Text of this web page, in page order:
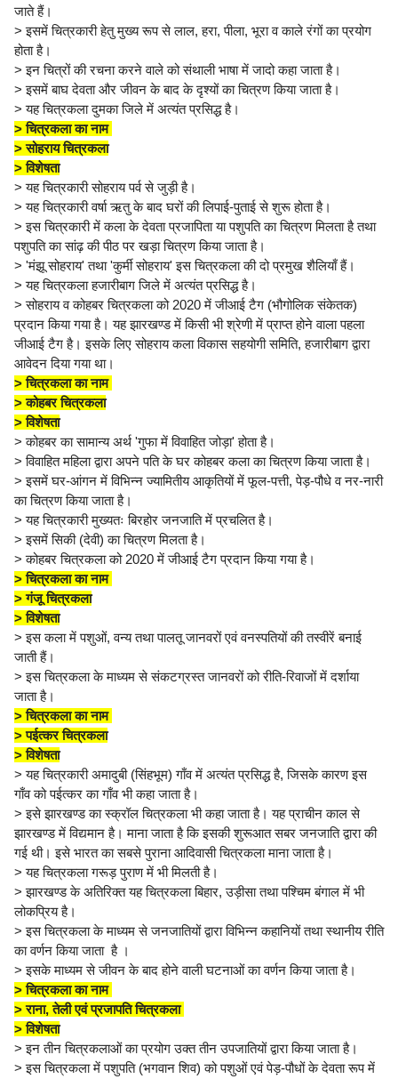
जाते हैं।
> इसमें चित्रकारी हेतु मुख्य रूप से लाल, हरा, पीला, भूरा व काले रंगों का प्रयोग
होता है।
> इन चित्रों की रचना करने वाले को संथाली भाषा में जादो कहा जाता है।
> इसमें बाघ देवता और जीवन के बाद के दृश्यों का चित्रण किया जाता है।
> यह चित्रकला दुमका जिले में अत्यंत प्रसिद्ध है।
> चित्रकला का नाम
> सोहराय चित्रकला
> विशेषता
> यह चित्रकारी सोहराय पर्व से जुड़ी है।
> यह चित्रकारी वर्षा ऋतु के बाद घरों की लिपाई-पुताई से शुरू होता है।
> इस चित्रकारी में कला के देवता प्रजापिता या पशुपति का चित्रण मिलता है तथा
पशुपति का सांढ़ की पीठ पर खड़ा चित्रण किया जाता है।
> 'मंझू सोहराय' तथा 'कुर्मी सोहराय' इस चित्रकला की दो प्रमुख शैलियाँ हैं।
> यह चित्रकला हजारीबाग जिले में अत्यंत प्रसिद्ध है।
> सोहराय व कोहबर चित्रकला को 2020 में जीआई टैग (भौगोलिक संकेतक)
प्रदान किया गया है। यह झारखण्ड में किसी भी श्रेणी में प्राप्त होने वाला पहला
जीआई टैग है। इसके लिए सोहराय कला विकास सहयोगी समिति, हजारीबाग द्वारा
आवेदन दिया गया था।
> चित्रकला का नाम
> कोहबर चित्रकला
> विशेषता
> कोहबर का सामान्य अर्थ 'गुफा में विवाहित जोड़ा' होता है।
> विवाहित महिला द्वारा अपने पति के घर कोहबर कला का चित्रण किया जाता है।
> इसमें घर-आंगन में विभिन्न ज्यामितीय आकृतियों में फूल-पत्ती, पेड़-पौधे व नर-नारी
का चित्रण किया जाता है।
> यह चित्रकारी मुख्यतः बिरहोर जनजाति में प्रचलित है।
> इसमें सिकी (देवी) का चित्रण मिलता है।
> कोहबर चित्रकला को 2020 में जीआई टैग प्रदान किया गया है।
> चित्रकला का नाम
> गंजू चित्रकला
> विशेषता
> इस कला में पशुओं, वन्य तथा पालतू जानवरों एवं वनस्पतियों की तस्वीरें बनाई
जाती हैं।
> इस चित्रकला के माध्यम से संकटग्रस्त जानवरों को रीति-रिवाजों में दर्शाया
जाता है।
> चित्रकला का नाम
> पईत्कर चित्रकला
> विशेषता
> यह चित्रकारी अमादुबी (सिंहभूम) गाँव में अत्यंत प्रसिद्ध है, जिसके कारण इस
गाँव को पईत्कर का गाँव भी कहा जाता है।
> इसे झारखण्ड का स्क्रॉल चित्रकला भी कहा जाता है। यह प्राचीन काल से
झारखण्ड में विद्यमान है। माना जाता है कि इसकी शुरूआत सबर जनजाति द्वारा की
गई थी। इसे भारत का सबसे पुराना आदिवासी चित्रकला माना जाता है।
> यह चित्रकला गरूड़ पुराण में भी मिलती है।
> झारखण्ड के अतिरिक्त यह चित्रकला बिहार, उड़ीसा तथा पश्चिम बंगाल में भी
लोकप्रिय है।
> इस चित्रकला के माध्यम से जनजातियों द्वारा विभिन्न कहानियों तथा स्थानीय रीति
का वर्णन किया जाता है ।
> इसके माध्यम से जीवन के बाद होने वाली घटनाओं का वर्णन किया जाता है।
> चित्रकला का नाम
> राना, तेली एवं प्रजापति चित्रकला
> विशेषता
> इन तीन चित्रकलाओं का प्रयोग उक्त तीन उपजातियों द्वारा किया जाता है।
> इस चित्रकला में पशुपति (भगवान शिव) को पशुओं एवं पेड़-पौधों के देवता रूप में